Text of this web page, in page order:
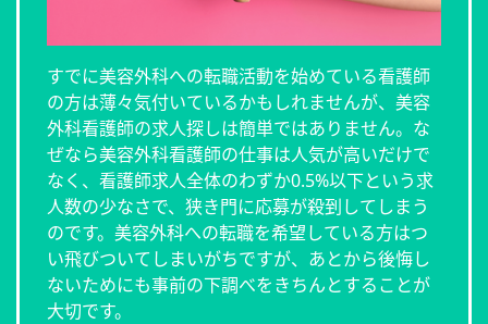
すでに美容外科への転職活動を始めている看護師
の方は薄々気付いているかもしれませんが、美容
外科看護師の求人探しは簡単ではありません。な
ぜなら美容外科看護師の仕事は人気が高いだけで
なく、看護師求人全体のわずか0.5%以下という求
人数の少なさで、狭き門に応募が殺到してしまう
のです。美容外科への転職を希望している方はつ
い飛びついてしまいがちですが、あとから後悔し
ないためにも事前の下調べをきちんとすることが
大切です。